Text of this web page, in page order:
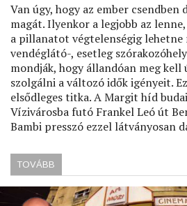
Van úgy, hogy az ember csendben
magát. Ilyenkor a legjobb az
a pillanatot végtelenségig lehetne
vendéglátó-, esetleg
mondják, hogy állandóan meg kell
szolgálni a változó idők igényeit.
elsődleges titka. A Margit híd
Vízivárosba futó Frankel Leó út
Bambi presszó ezzel látványosan
TOVÁBB
BAMBI)